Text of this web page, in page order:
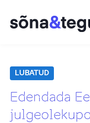
LUBATUD
Edendada